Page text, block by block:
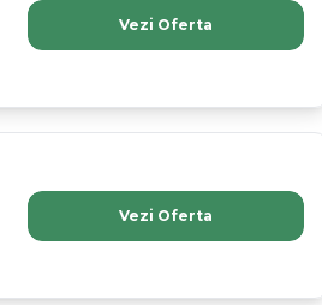
Vezi Oferta
Vezi Oferta